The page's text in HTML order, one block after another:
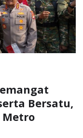
Bersatu,
Metro